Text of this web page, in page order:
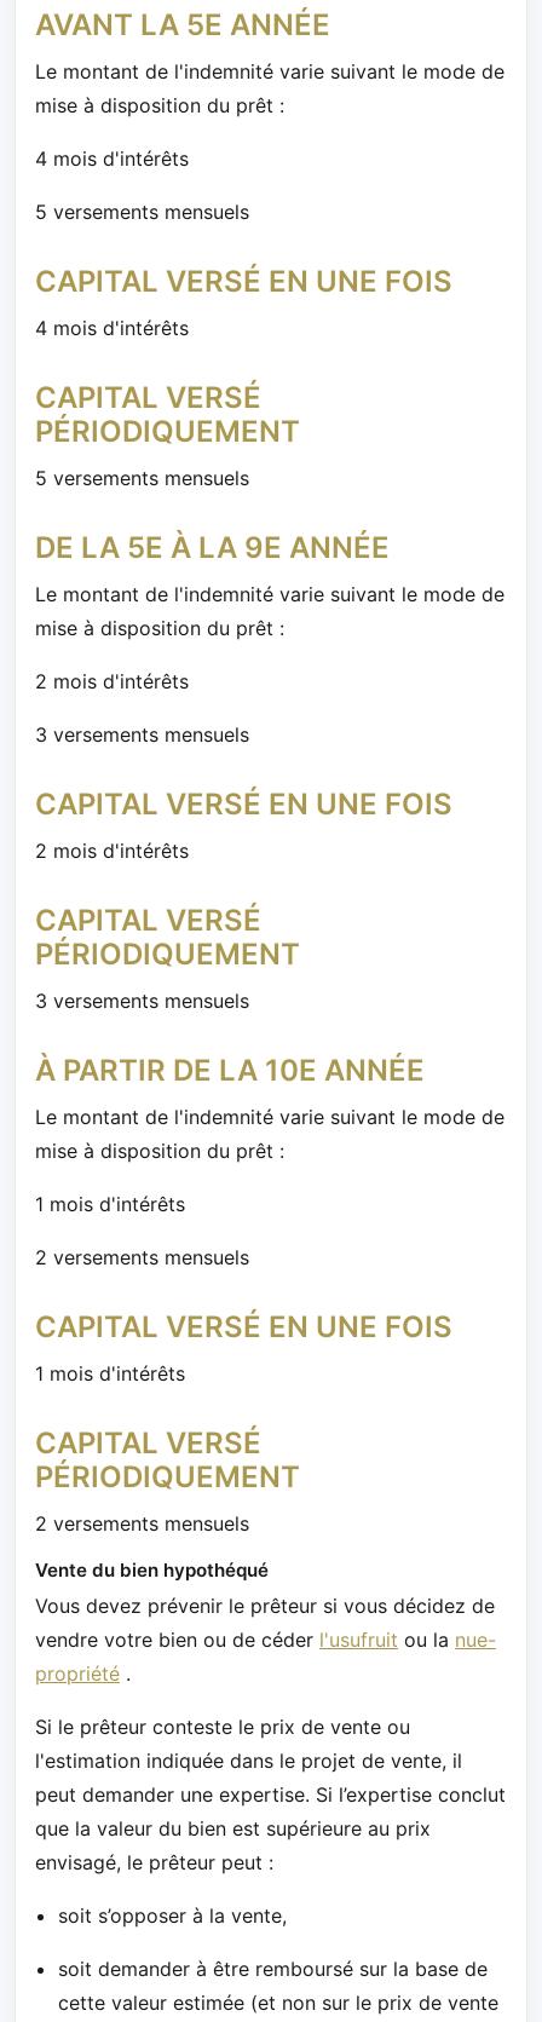
AVANT LA 5E ANNÉE
Le montant de l'indemnité varie suivant le mode de
mise à disposition du prêt :
4 mois d'intérêts
5 versements mensuels
CAPITAL VERSÉ EN UNE FOIS
4 mois d'intérêts
CAPITAL VERSÉ
PÉRIODIQUEMENT
5 versements mensuels
DE LA 5E À LA 9E ANNÉE
Le montant de l'indemnité varie suivant le mode de
mise à disposition du prêt :
2 mois d'intérêts
3 versements mensuels
CAPITAL VERSÉ EN UNE FOIS
2 mois d'intérêts
CAPITAL VERSÉ
PÉRIODIQUEMENT
3 versements mensuels
À PARTIR DE LA 10E ANNÉE
Le montant de l'indemnité varie suivant le mode de
mise à disposition du prêt :
1 mois d'intérêts
2 versements mensuels
CAPITAL VERSÉ EN UNE FOIS
1 mois d'intérêts
CAPITAL VERSÉ
PÉRIODIQUEMENT
2 versements mensuels
Vente du bien hypothéqué
Vous devez prévenir le prêteur si vous décidez de
vendre votre bien ou de céder l'usufruit ou la nue-
propriété .
Si le prêteur conteste le prix de vente ou
l'estimation indiquée dans le projet de vente, il
peut demander une expertise. Si l’expertise conclut
que la valeur du bien est supérieure au prix
envisagé, le prêteur peut :
soit s’opposer à la vente,
soit demander à être remboursé sur la base de
cette valeur estimée (et non sur le prix de vente